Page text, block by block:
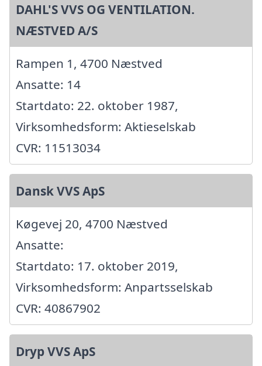
DAHL'S VVS OG VENTILATION.
NÆSTVED A/S
Rampen 1, 4700 Næstved
Ansatte: 14
Startdato: 22. oktober 1987,
Virksomhedsform: Aktieselskab
CVR: 11513034
Dansk VVS ApS
Køgevej 20, 4700 Næstved
Ansatte:
Startdato: 17. oktober 2019,
Virksomhedsform: Anpartsselskab
CVR: 40867902
Dryp VVS ApS